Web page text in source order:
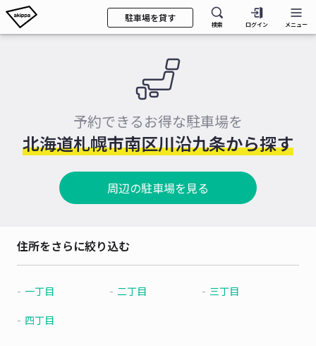
駐車場を貸す
検索 ログイン メニュー
予約できるお得な駐車場を
北海道札幌市南区川沿九条から探す
周辺の駐車場を見る
住所をさらに絞り込む
一丁目 二丁目 三丁目
四丁目